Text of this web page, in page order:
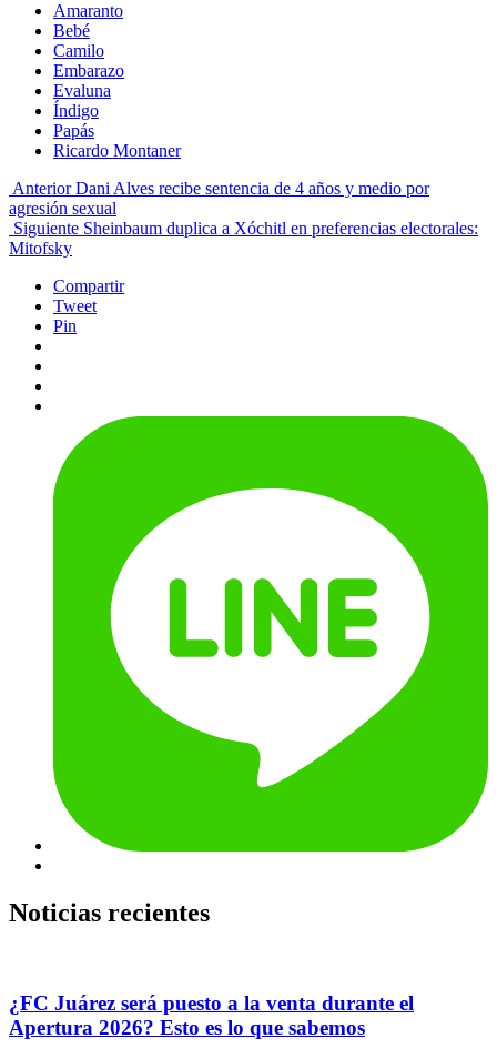
Amaranto
Bebé
Camilo
Embarazo
Evaluna
Índigo
Papás
Ricardo Montaner
Anterior Dani Alves recibe sentencia de 4 años y medio por
agresión sexual
Siguiente Sheinbaum duplica a Xóchitl en preferencias electorales:
Mitofsky
Compartir
Tweet
Pin
Noticias recientes
¿FC Juárez será puesto a la venta durante el
Apertura 2026? Esto es lo que sabemos